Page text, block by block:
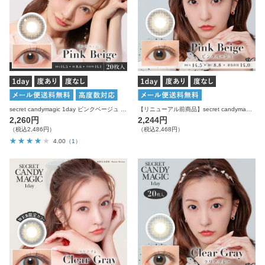
2,260円
（税込2,486円）
4.00 （1）
2,244円
（税込2,468円）